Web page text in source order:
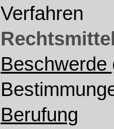
Verfahren
Rechtsmittel
Beschwerde
Berufung